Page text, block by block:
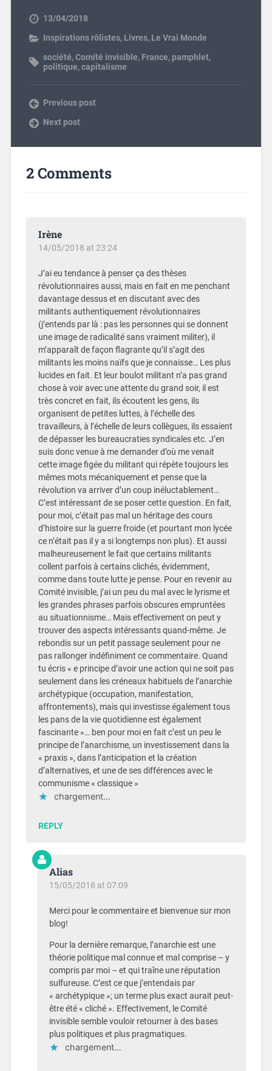
13/04/2018
Inspirations rôlistes, Livres, Le Vrai Monde
société,Comité invisible, France, pamphlet,
politique,capitalisme
Previous post
Next post
2 Comments
Irène
14/05/2018 at 23:24
J’ai eu tendance à penser ça des thèses
révolutionnaires aussi, mais en fait en me penchant
davantage dessus et en discutant avec des
militants authentiquement révolutionnaires
(j’entends par là : pas les personnes qui se donnent
une image de radicalité sans vraiment militer), il
m’apparaît de façon flagrante qu’il s’agit des
militants les moins naïfs que je connaisse… Les plus
lucides en fait. Et leur boulot militant n’a pas grand
chose à voir avec une attente du grand soir, il est
très concret en fait, ils écoutent les gens, ils
organisent de petites luttes, à l’échelle des
travailleurs, à l’échelle de leurs collègues, ils essaient
de dépasser les bureaucraties syndicales etc. J’en
suis donc venue à me demander d’où me venait
cette image figée du militant qui répète toujours les
mêmes mots mécaniquement et pense que la
révolution va arriver d’un coup inéluctablement…
C’est intéressant de se poser cette question. En fait,
pour moi, c’était pas mal un héritage des cours
d’histoire sur la guerre froide (et pourtant mon lycée
ce n’était pas il y a si longtemps non plus). Et aussi
malheureusement le fait que certains militants
collent parfois à certains clichés, évidemment,
comme dans toute lutte je pense. Pour en revenir au
Comité invisible, j’ai un peu du mal avec le lyrisme et
les grandes phrases parfois obscures empruntées
au situationnisme… Mais effectivement on peut y
trouver des aspects intéressants quand-même. Je
rebondis sur un petit passage seulement pour ne
pas rallonger indéfiniment ce commentaire. Quand
tu écris « e principe d’avoir une action qui ne soit pas
seulement dans les créneaux habituels de l’anarchie
archétypique (occupation, manifestation,
affrontements), mais qui investisse également tous
les pans de la vie quotidienne est également
fascinante »… ben pour moi en fait c’est un peu le
principe de l’anarchisme, un investissement dans la
« praxis », dans l’anticipation et la création
d’alternatives, et une de ses différences avec le
communisme « classique »
chargement…
REPLY
Alias
15/05/2018 at 07:09
Merci pour le commentaire et bienvenue sur mon
blog!
Pour la dernière remarque, l’anarchie est une
théorie politique mal connue et mal comprise – y
compris par moi – et qui traîne une réputation
sulfureuse. C’est ce que j’entendais par
« archétypique »; un terme plus exact aurait peut-
être été « cliché ». Effectivement, le Comité
invisible semble vouloir retourner à des bases
plus politiques et plus pragmatiques.
chargement…